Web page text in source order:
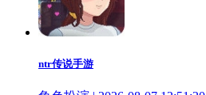
ntr传说手游